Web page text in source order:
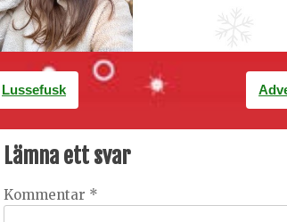
Inläggsnavigering
Lussefusk
Lämna ett svar
Kommentar *